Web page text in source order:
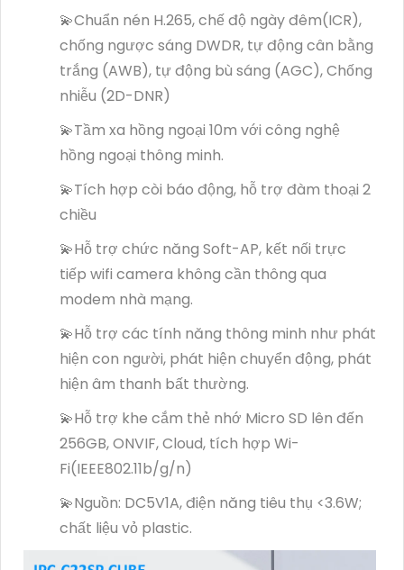
💫Chuẩn nén H.265, chế độ ngày đêm(ICR),
chống ngược sáng DWDR, tự động cân bằng
trắng (AWB), tự động bù sáng (AGC), Chống
nhiễu (2D-DNR)
💫Tầm xa hồng ngoại 10m với công nghệ
hồng ngoại thông minh.
💫Tích hợp còi báo động, hỗ trợ đàm thoại 2
chiều
💫Hỗ trợ chức năng Soft-AP, kết nối trực
tiếp wifi camera không cần thông qua
modem nhà mạng.
💫Hỗ trợ các tính năng thông minh như phát
hiện con người, phát hiện chuyển động, phát
hiện âm thanh bất thường.
💫Hỗ trợ khe cắm thẻ nhớ Micro SD lên đến
256GB, ONVIF, Cloud, tích hợp Wi-
Fi(IEEE802.11b/g/n)
💫Nguồn: DC5V1A, điện năng tiêu thụ <3.6W;
chất liệu vỏ plastic.